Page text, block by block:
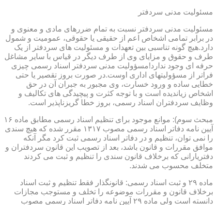
مسئولیت مدنی سردفتر
مسئولیت مدنی سردفتر نسبت به تمام ضررهای مادی و معنوی و
در برابر تمامی اشخاص اعم از حقیقی یا حقوقی، عمومیت و شمول
دارد.هیچ گونه تناسبی بین تعهدات و مسئولیت های سردفتر از یک
طرف و حقوق و مزایای وی از طرف دیگر در قیاس با سایر مشاغل
حرفه ای وجود ندارد!مسؤولیت مدنی سردفتر اسناد رسمی چیزی
فراتر از مسؤولیتهای اداری اوست.در صورت بروز تقصیر یا حتی
خطایی ساده و ورود خسارت، وی مجبور به جبران آن در حق
اشخاص زیاندیده است و با توجه کثرت و پیچیدگی های تکالیف و
وظایف سردفتران اسناد رسمی، بروز خطا گریزناپذیر است.
مبحث سوم): موانع موجود برای تنظیم اسناد رسمی مطابق ماده ۱۶
آیین نامه دفاتر اسناد رسمی مصوب ۱۳۱۷ مقرر شده که هیچ سندی
را نمی توان، تنظیم و در دفاتر اسناد رسمی ثبت کرد مگر آنکه
موافق مقررات و قانون باشد، بعد از تصویب این قانون سردفتران و
دفتریارانی که برخلاف قانون سندی را تنظیم و ثبت می کردند
متخلف محسوب می شدند.
ماده ۲۹ و ثبت اسناد رسمی: قانونگذار فقط تنظیم و ثبت اسناد
برخلاف قانون و مقررات موضوعه را تخلف و مستوجب مجازات
دانسته است ولی ماده ۲۹ آیین نامه دفاتر اسناد رسمی مصوب